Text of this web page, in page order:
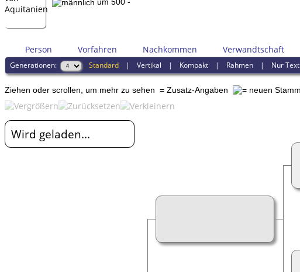
Person Vorfahren Nachkommen Verwandtschaft
Generationen: Standard |Vertikal | Kompakt | Rahmen | Nur Text
Ziehen oder scrollen, um mehr zu sehen = Zusatz-Angaben
Wird geladen...